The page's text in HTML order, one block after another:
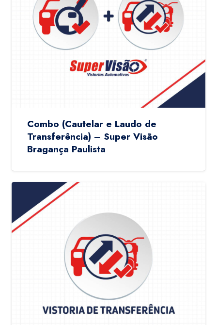
Combo (Cautelar e Laudo de
Transferência) – Super Visão
Bragança Paulista